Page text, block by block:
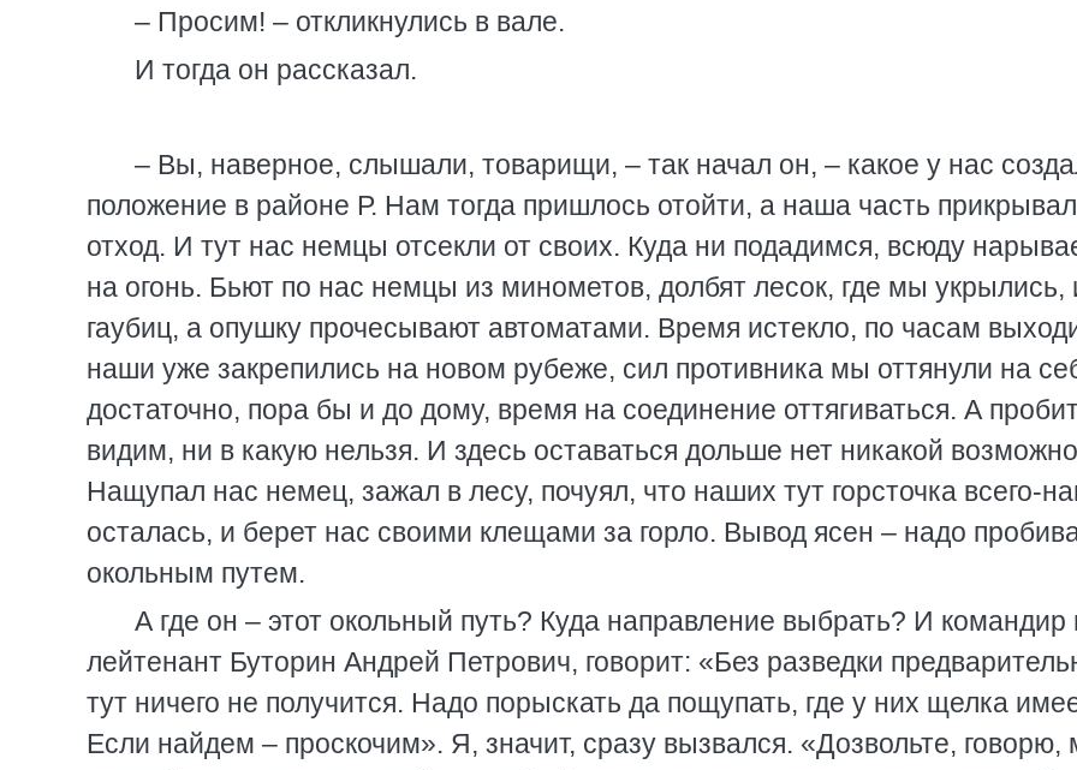
– Просим! – откликнулись в вале.
И тогда он рассказал.
– Вы, наверное, слышали, товарищи, – так начал он, – какое у нас
положение в районе Р. Нам тогда пришлось отойти, а наша часть
отход. И тут нас немцы отсекли от своих. Куда ни подадимся, всюду
на огонь. Бьют по нас немцы из минометов, долбят лесок, где мы укрылись,
гаубиц, а опушку прочесывают автоматами. Время истекло, по часам
наши уже закрепились на новом рубеже, сил противника мы оттянули на
достаточно, пора бы и до дому, время на соединение оттягиваться. А
видим, ни в какую нельзя. И здесь оставаться дольше нет никакой
Нащупал нас немец, зажал в лесу, почуял, что наших тут горсточка всего-
осталась, и берет нас своими клещами за горло. Вывод ясен – надо
окольным путем.
А где он – этот окольный путь? Куда направление выбрать? И
лейтенант Буторин Андрей Петрович, говорит: «Без разведки
тут ничего не получится. Надо порыскать да пощупать, где у них щелка
Если найдем – проскочим». Я, значит, сразу вызвался. «Дозвольте, говорю,